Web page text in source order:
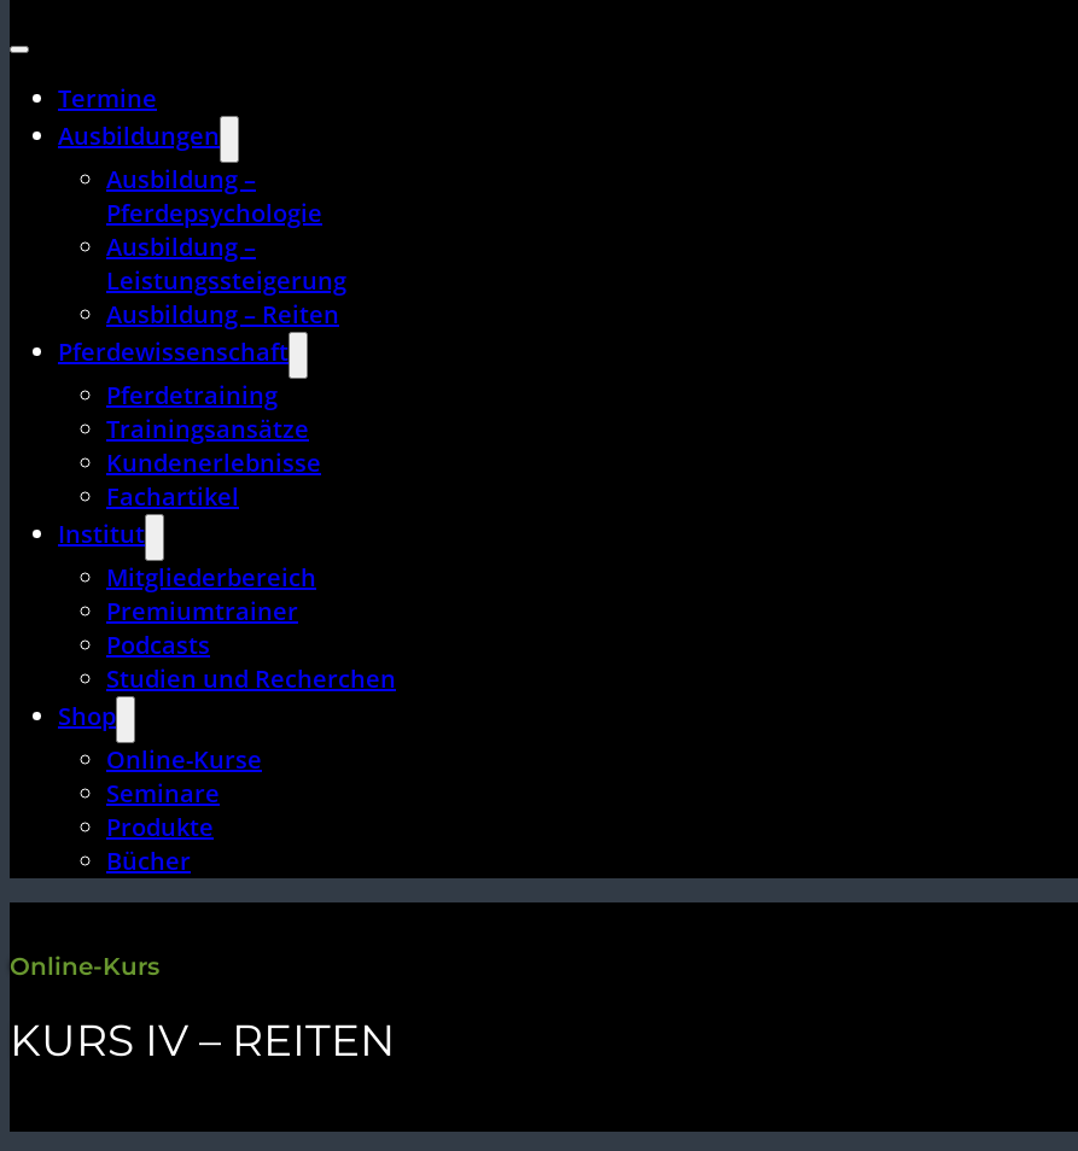
Termine
Ausbildungen
Ausbildung –
Pferdepsychologie
Ausbildung –
Leistungssteigerung
Ausbildung – Reiten
Pferdewissenschaft
Pferdetraining
Trainingsansätze
Kundenerlebnisse
Fachartikel
Institut
Mitgliederbereich
Premiumtrainer
Podcasts
Studien und Recherchen
Shop
Online-Kurse
Seminare
Produkte
Bücher
Online-Kurs
KURS IV – REITEN